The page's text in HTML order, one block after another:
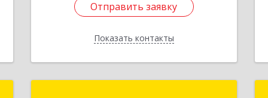
Отправить заявку
Показать контакты
Отправить заявку
Назад